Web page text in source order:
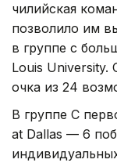
чилийская
позволило им
в группе с
Louis University.
очка из 24
В группе C
at Dallas — 6